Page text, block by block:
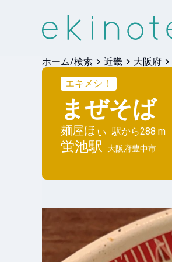
ホーム/検索 近畿 大阪府
エキメシ！
まぜそば
麺屋ほぃ 駅から288 m
蛍池駅 大阪府豊中市